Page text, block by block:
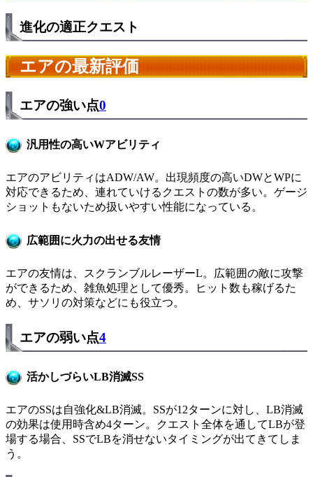
進化の適正クエスト
エアの最新評価
エアの強い点0
汎用性の高いWアビリティ
エアのアビリティはADW/AW。出現頻度の高いDWとWPに
対応できるため、連れていけるクエストの数が多い。ゲージ
ショットもないため扱いやすい性能になっている。
広範囲に火力の出せる友情
エアの友情は、スクランブルレーザーL。広範囲の敵に攻撃
ができるため、雑魚処理として優秀。ヒット数も稼げるた
め、サソリの対策などにも役立つ。
エアの弱い点4
活かしづらいLB消滅SS
エアのSSは自強化&LB消滅。SSが12ターンに対し、LB消滅
の効果は使用時含め4ターン。クエスト全体を通してLBが登
場する場合、SSでLBを消せないタイミングが出てきてしま
う。